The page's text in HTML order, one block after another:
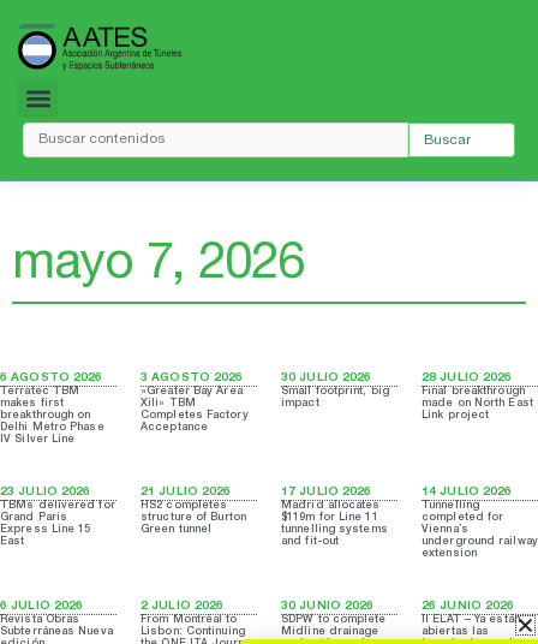
contenido
Buscar
mayo 7, 2026
6 AGOSTO 2026
Terratec TBM
makes first
breakthrough on
Delhi Metro Phase
IV Silver Line
3 AGOSTO 2026
«Greater Bay Area
Xili» TBM
Completes Factory
Acceptance
30 JULIO 2026
Small footprint, big
impact
28 JULIO 2026
Final breakthrough
made on North East
Link project
23 JULIO 2026
TBMs delivered for
Grand Paris
Express Line 15
East
21 JULIO 2026
HS2 completes
structure of Burton
Green tunnel
17 JULIO 2026
Madrid allocates
$119m for Line 11
tunnelling systems
and fit-out
14 JULIO 2026
Tunnelling
completed for
Vienna’s
underground railway
extension
6 JULIO 2026
Revista Obras
Subterráneas Nueva
2 JULIO 2026
From Montréal to
Lisbon: Continuing
30 JUNIO 2026
SDPW to complete
Midline drainage
26 JUNIO 2026
II ELAT – Ya están
abiertas las